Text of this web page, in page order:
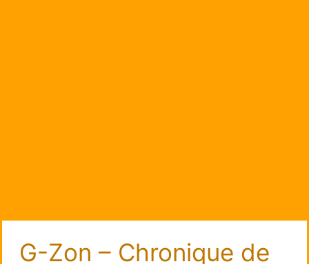
G-Zon – Chronique de